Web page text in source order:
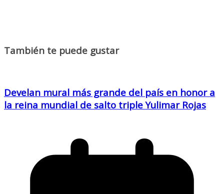
También te puede gustar
Develan mural más grande del país en honor a
la reina mundial de salto triple Yulimar Rojas